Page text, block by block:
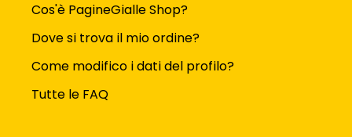
Cos'è PagineGialle Shop?
Dove si trova il mio ordine?
Come modifico i dati del profilo?
Tutte le FAQ